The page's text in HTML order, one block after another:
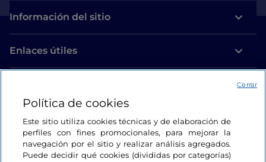
Información del sitio
Enlaces útiles
Estamos en contacto
Política de cookies
Este sitio utiliza cookies técnicas y de elaboración de
perfiles con fines promocionales, para mejorar la
navegación por el sitio y realizar análisis agregados.
Puede decidir qué cookies (divididas por categorías)
Cerrar